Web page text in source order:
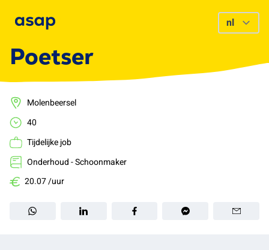
Poetser
Molenbeersel
40
Tijdelijke job
Onderhoud - Schoonmaker
20.07 /uur